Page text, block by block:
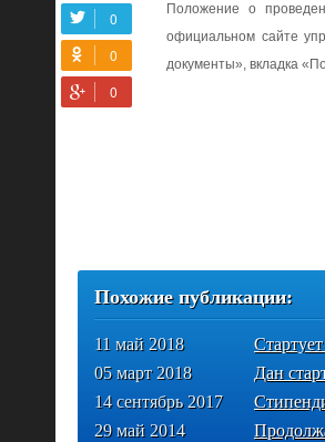
Положение о
официальном сайте
документы», вкладка
Похожие публикации:
11 май 2018
05 март 2018
Дан
14 сентябрь 2017
29 май 2014